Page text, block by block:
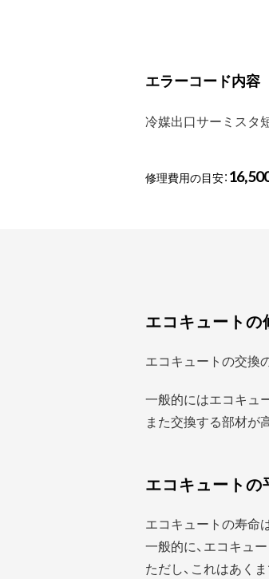
エラーコード内容
冷媒出口サーミスタ
修理費用の目安：
エコキュートの
エコキュートの交換
一般的にはエコキュ
また交換する部材が
エコキュートの
エコキュートの寿命
一般的に、エコキュ
ただし、これはあく